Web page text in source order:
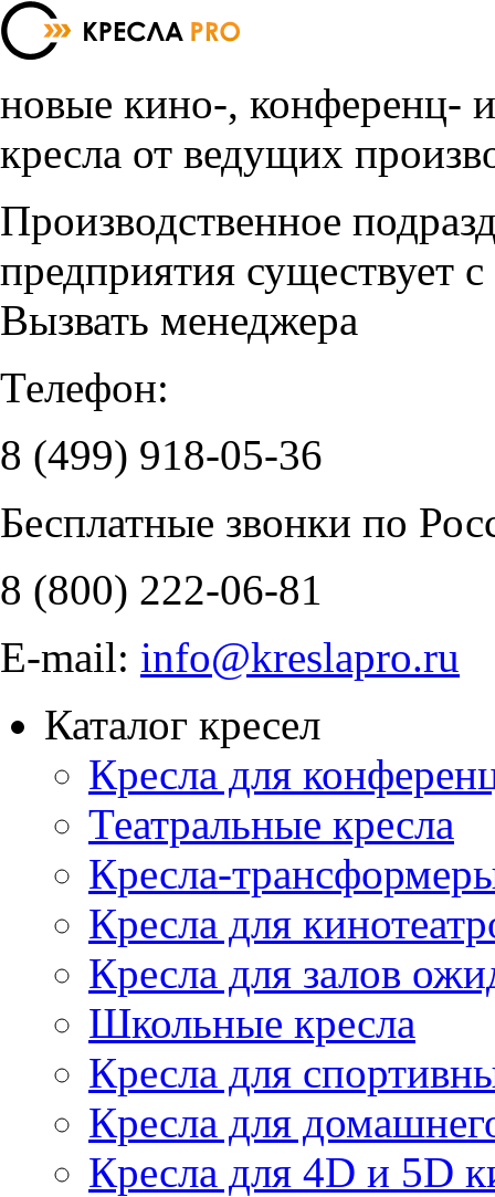
новые кино-, конференц-
кресла от ведущих
Производственное
предприятия существует
Вызвать менеджера
Телефон:
8 (499) 918-05-36
Бесплатные звонки по
8 (800) 222-06-81
E-mail: info@kreslapro.ru
Каталог кресел
Кресла для
Театральные кресла
Кресла-
Кресла для
Кресла для залов
Школьные кресла
Кресла для
Кресла для
Кресла для 4D и 5D